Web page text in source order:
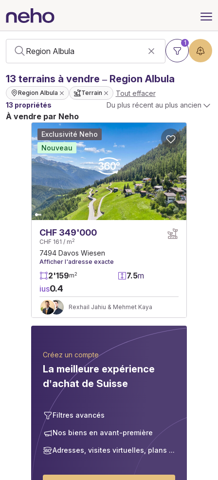
1
13 terrains à vendre – Region Albula
Region Albula Terrain
Tout effacer
13 propriétés
Du plus récent au plus ancien
À vendre par Neho
CHF 349'000
CHF 161 / m2
7494 Davos Wiesen
Afficher l'adresse exacte
2'159m2 7.5m
ius0.4
Rexhail Jahiu & Mehmet Kaya
Exclusivité Neho
Nouveau
Créez un compte
La meilleure expérience
d’achat de Suisse
Filtres avancés
Nos biens en avant-première
Adresses, visites virtuelles, plans ...